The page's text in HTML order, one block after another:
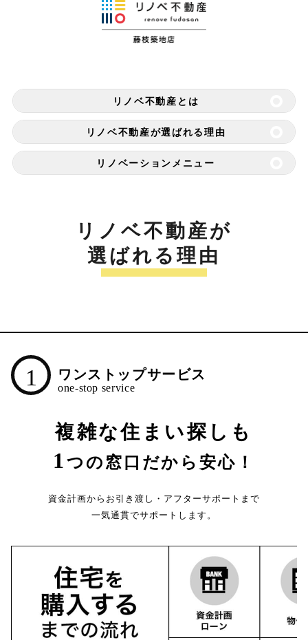
リノベ不動産とは
リノベ不動産が選ばれる理由
リノベーションメニュー
リノベ不動産が
選ばれる理由
1 ワンストップサービス
複雑な住まい探しも
1つの窓口だから安心！
資金計画からお引き渡し・アフターサポートまで
一気通貫でサポートします。